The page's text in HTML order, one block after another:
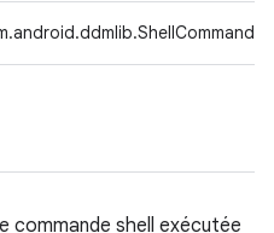
commande shell exécutée